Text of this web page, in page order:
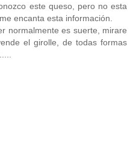
este queso, pero no esta
encanta esta información.
normalmente es suerte, mirare
el girolle, de todas formas